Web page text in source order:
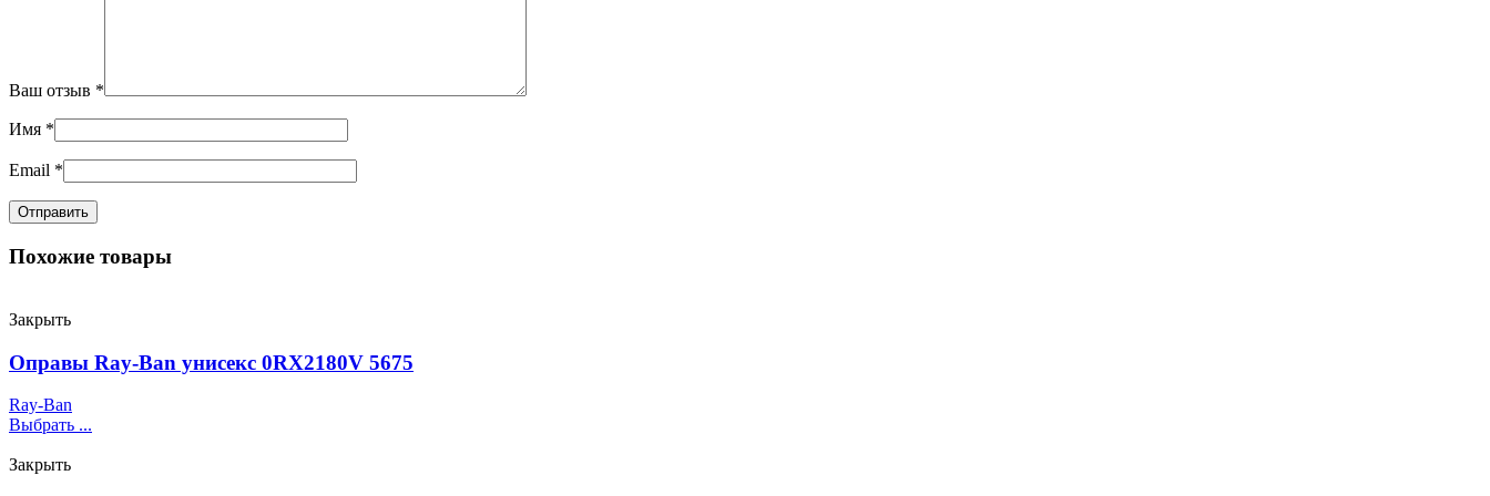
Ваш отзыв *
Имя *
Email *
Похожие товары
Закрыть
Оправы Ray-Ban унисекс 0RX2180V 5675
Ray-Ban
Выбрать ...
Закрыть